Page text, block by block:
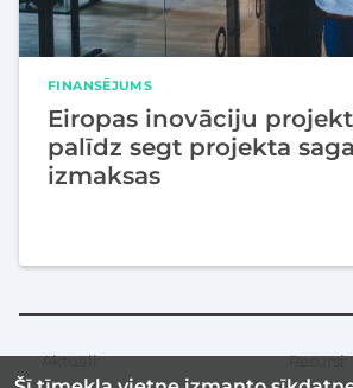
FINANSĒJUMS
Eiropas inovāciju
palīdz segt projekta
izmaksas
Sekundārā
Aktuāli
Resursi